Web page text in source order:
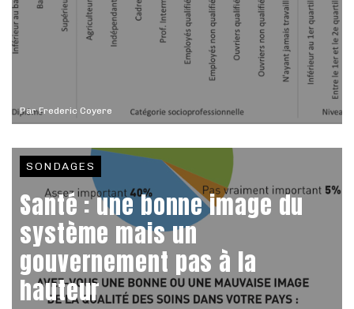
ParFrederic Coyere
SONDAGES
Santé : une bonne image du
système mais un
gouvernement pas à la
hauteur